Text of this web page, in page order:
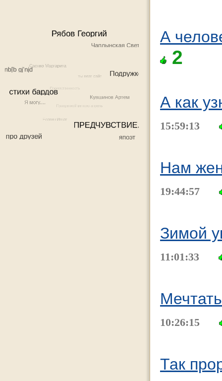
А
2
А как
15:59:13
Нам
19:44:57
Зимой
11:01:33
10:26:15
Так